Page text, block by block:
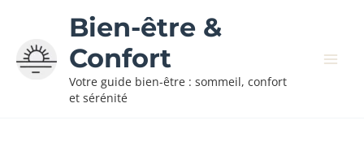
contenu
Bien-être &
Confort
Votre guide bien-être : sommeil, confort
et sérénité